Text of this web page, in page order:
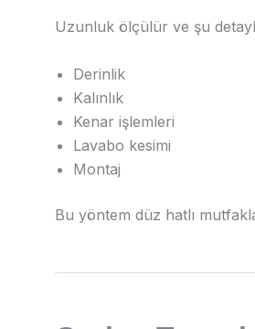
Uzunluk ölçülür ve şu
Derinlik
Kalınlık
Kenar işlemleri
Lavabo kesimi
Montaj
Bu yöntem düz hatlı